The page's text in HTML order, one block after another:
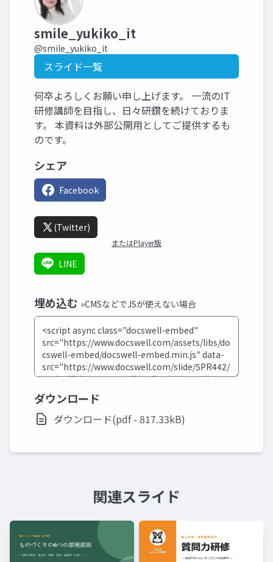
smile_yukiko_it
@smile_yukiko_it
スライド一覧
何卒よろしくお願い申し上げます。 一流のIT
研修講師を目指し、日々研鑽を続けておりま
す。 本資料は外部公開用としてご提供するも
のです。
シェア
Facebook
(Twitter)
またはPlayer版
LINE
埋め込む »CMSなどでJSが使えない場合
ダウンロード
ダウンロード(pdf - 817.33kB)
関連スライド